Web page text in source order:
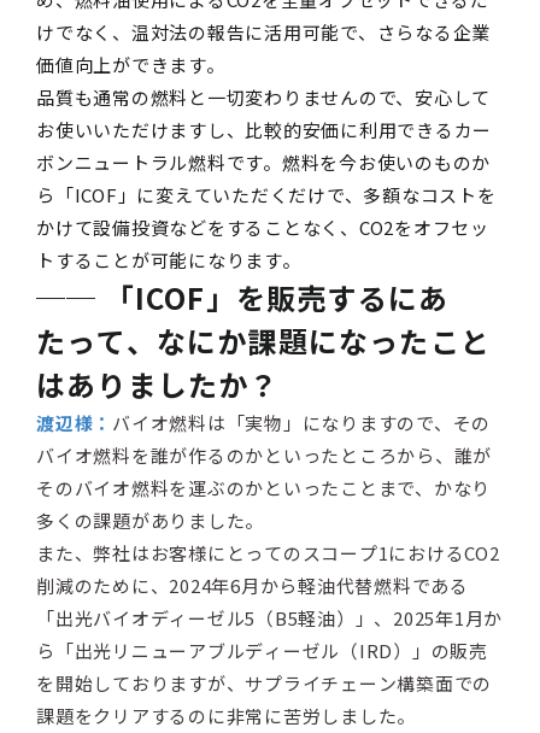
けでなく、温対法の報告に活用可能で、さらなる企業
価値向上ができます。
品質も通常の燃料と一切変わりませんので、安心して
お使いいただけますし、比較的安価に利用できるカー
ボンニュートラル燃料です。燃料を今お使いのものか
ら「ICOF」に変えていただくだけで、多額なコストを
かけて設備投資などをすることなく、CO2をオフセッ
トすることが可能になります。
── 「ICOF」を販売するにあ
たって、なにか課題になったこと
はありましたか？
渡辺様： バイオ燃料は「実物」になりますので、その
バイオ燃料を誰が作るのかといったところから、誰が
そのバイオ燃料を運ぶのかといったことまで、かなり
多くの課題がありました。
また、弊社はお客様にとってのスコープ1におけるCO2
削減のために、2024年6月から軽油代替燃料である
「出光バイオディーゼル5（B5軽油）」、2025年1月か
ら「出光リニューアブルディーゼル（IRD）」の販売
を開始しておりますが、サプライチェーン構築面での
課題をクリアするのに非常に苦労しました。